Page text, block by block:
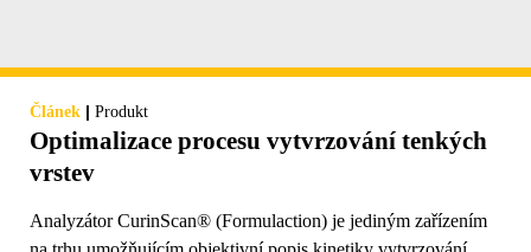
Článek | Produkt
Optimalizace procesu vytvrzování tenkých
vrstev
Analyzátor CurinScan® (Formulaction) je jediným zařízením